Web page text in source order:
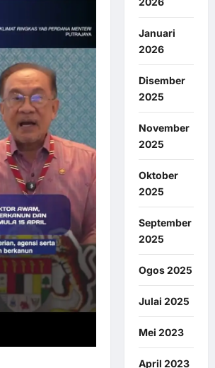
Januari
2026
Disember
2025
November
2025
Oktober
2025
September
2025
Ogos 2025
Julai 2025
Mei 2023
April 2023